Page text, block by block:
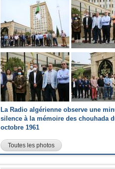
La Radio algérienne observe une
silence à la mémoire des chouhada
octobre 1961
Toutes les photos